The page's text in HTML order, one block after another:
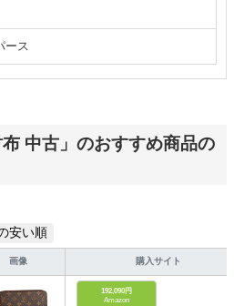
ース
布 中古」のおすすめ商品の
安い順
画像 購入サイト
192,090円
Amazon